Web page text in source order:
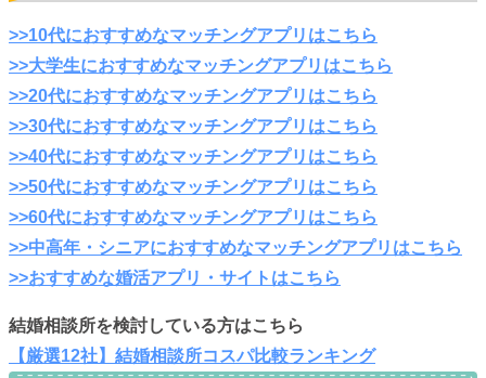
>>10代におすすめなマッチングアプリはこちら
>>大学生におすすめなマッチングアプリはこちら
>>20代におすすめなマッチングアプリはこちら
>>30代におすすめなマッチングアプリはこちら
>>40代におすすめなマッチングアプリはこちら
>>50代におすすめなマッチングアプリはこちら
>>60代におすすめなマッチングアプリはこちら
>>中高年・シニアにおすすめなマッチングアプリはこちら
>>おすすめな婚活アプリ・サイトはこちら
結婚相談所を検討している方はこちら
【厳選12社】結婚相談所コスパ比較ランキング